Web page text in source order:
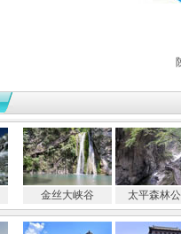
金丝大峡谷 太平森林